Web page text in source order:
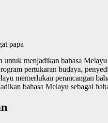
papa
untuk menjadikan bahasa
pertukaran budaya,
memerlukan perancangan
bahasa Melayu sebagai